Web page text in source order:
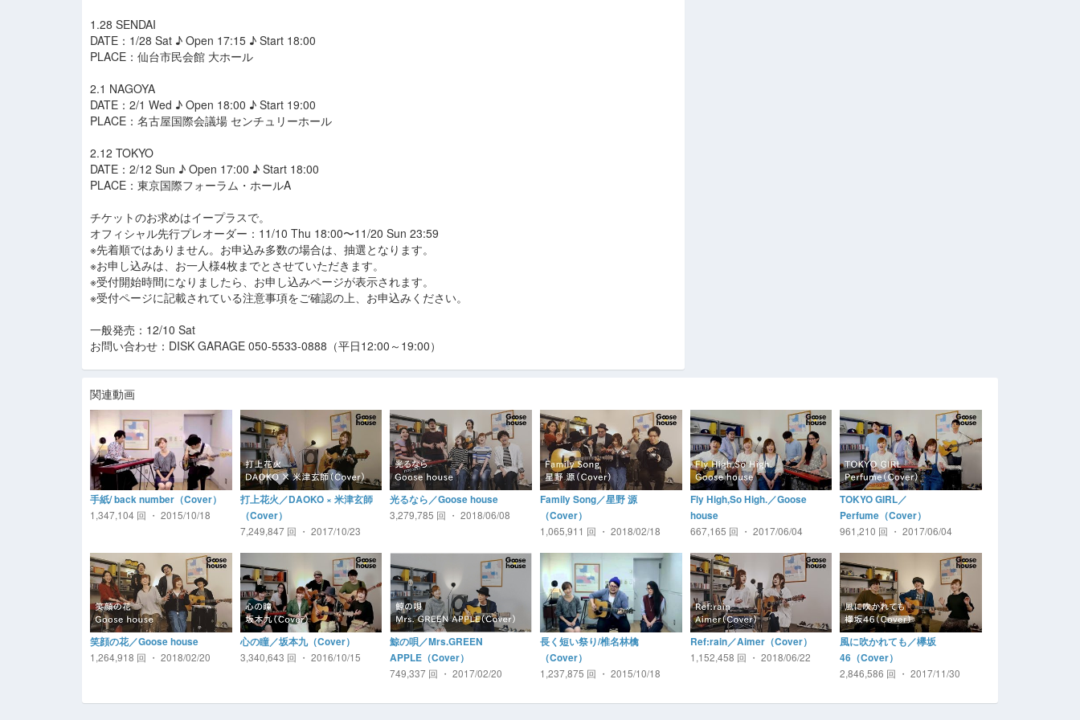
1.28 SENDAI
DATE：1/28 Sat ♪ Open 17:15 ♪ Start 18:00
PLACE：仙台市民会館 大ホール
2.1 NAGOYA
DATE：2/1 Wed ♪ Open 18:00 ♪ Start 19:00
PLACE：名古屋国際会議場 センチュリーホール
2.12 TOKYO
DATE：2/12 Sun ♪ Open 17:00 ♪ Start 18:00
PLACE：東京国際フォーラム・ホールA
チケットのお求めはイープラスで。
オフィシャル先行プレオーダー：11/10 Thu 18:00〜11/20 Sun 23:59
※先着順ではありません。お申込み多数の場合は、抽選となります。
※お申し込みは、お一人様4枚までとさせていただきます。
※受付開始時間になりましたら、お申し込みページが表示されます。
※受付ページに記載されている注意事項をご確認の上、お申込みください。
一般発売：12/10 Sat
お問い合わせ：DISK GARAGE 050-5533-0888（平日12:00～19:00）
関連動画
手紙/ back number（Cover）
1,347,104 回 ・ 2015/10/18
打上花火／DAOKO × 米津玄師
（Cover）
7,249,847 回 ・ 2017/10/23
光るなら／Goose house
3,279,785 回 ・ 2018/06/08
Family Song／星野 源
（Cover）
1,065,911 回 ・ 2018/02/18
Fly High,So High.／Goose
house
667,165 回 ・ 2017/06/04
TOKYO GIRL／
Perfume（Cover）
961,210 回 ・ 2017/06/04
笑顔の花／Goose house
1,264,918 回 ・ 2018/02/20
心の瞳／坂本九（Cover）
3,340,643 回 ・ 2016/10/15
鯨の唄／Mrs.GREEN
APPLE（Cover）
749,337 回 ・ 2017/02/20
長く短い祭り/椎名林檎
（Cover）
1,237,875 回 ・ 2015/10/18
Ref:rain／Aimer（Cover）
1,152,458 回 ・ 2018/06/22
風に吹かれても／欅坂
46（Cover）
2,846,586 回 ・ 2017/11/30